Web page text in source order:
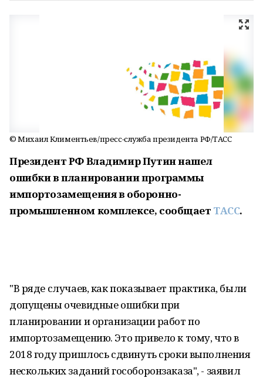
© Михаил Климентьев/пресс-служба президента РФ/ТАСС
Президент РФ Владимир Путин нашел
ошибки в планировании программы
импортозамещения в оборонно-
промышленном комплексе, сообщает ТАСС.
"В ряде случаев, как показывает практика, были
допущены очевидные ошибки при
планировании и организации работ по
импортозамещению. Это привело к тому, что в
2018 году пришлось сдвинуть сроки выполнения
нескольких заданий гособоронзаказа", - заявил